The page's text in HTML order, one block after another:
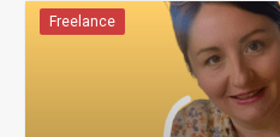
Freelance